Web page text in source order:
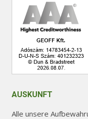
gewählt
werden
AUSKUNFT
Alle unsere